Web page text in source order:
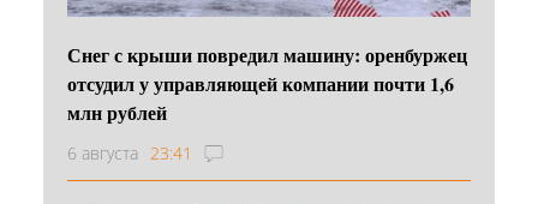
Снег с крыши повредил машину: оренбуржец
отсудил у управляющей компании почти 1,6
млн рублей
6 августа 23:41